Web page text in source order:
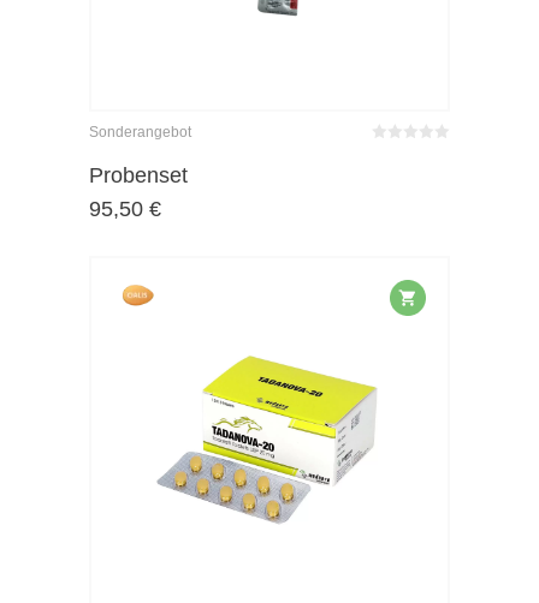
Sonderangebot
Probenset
95,50 €